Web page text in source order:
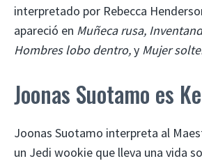
interpretado por Rebecca
apareció en Muñeca rusa,
Hombres lobo dentro,y Mujer
Joonas Suotamo es
Joonas Suotamo interpreta al
un Jedi wookie que lleva una vida